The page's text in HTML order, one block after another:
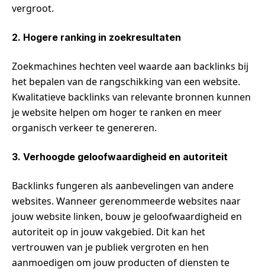
vergroot.
2. Hogere ranking in zoekresultaten
Zoekmachines hechten veel waarde aan backlinks bij
het bepalen van de rangschikking van een website.
Kwalitatieve backlinks van relevante bronnen kunnen
je website helpen om hoger te ranken en meer
organisch verkeer te genereren.
3. Verhoogde geloofwaardigheid en autoriteit
Backlinks fungeren als aanbevelingen van andere
websites. Wanneer gerenommeerde websites naar
jouw website linken, bouw je geloofwaardigheid en
autoriteit op in jouw vakgebied. Dit kan het
vertrouwen van je publiek vergroten en hen
aanmoedigen om jouw producten of diensten te